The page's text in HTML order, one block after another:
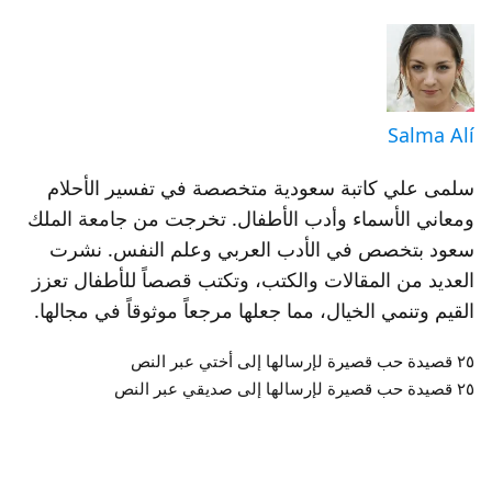
Salma Alí
سلمى علي كاتبة سعودية متخصصة في تفسير الأحلام
ومعاني الأسماء وأدب الأطفال. تخرجت من جامعة الملك
سعود بتخصص في الأدب العربي وعلم النفس. نشرت
العديد من المقالات والكتب، وتكتب قصصاً للأطفال تعزز
القيم وتنمي الخيال، مما جعلها مرجعاً موثوقاً في مجالها.
٢٥ قصيدة حب قصيرة لإرسالها إلى أختي عبر النص
٢٥ قصيدة حب قصيرة لإرسالها إلى صديقي عبر النص